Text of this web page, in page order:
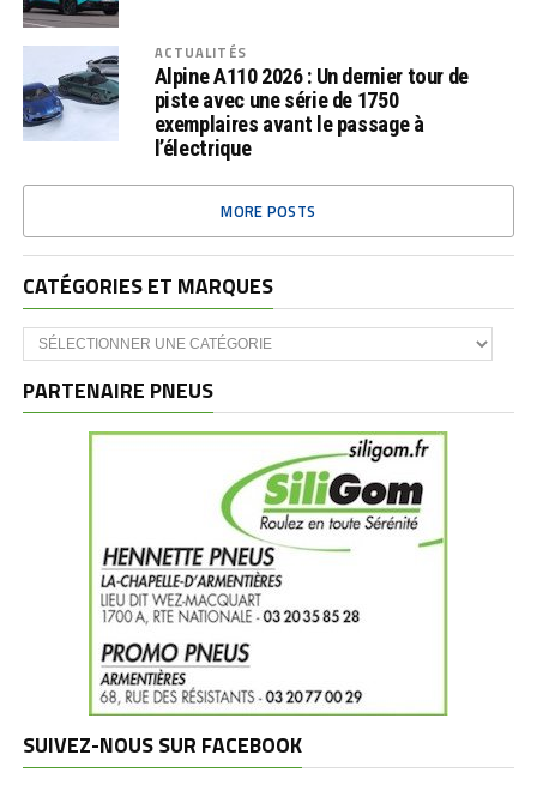
ACTUALITÉS
Alpine A110 2026 : Un dernier tour de
piste avec une série de 1750
exemplaires avant le passage à
l’électrique
MORE POSTS
CATÉGORIES ET MARQUES
Catégories
et
PARTENAIRE PNEUS
SUIVEZ-NOUS SUR FACEBOOK